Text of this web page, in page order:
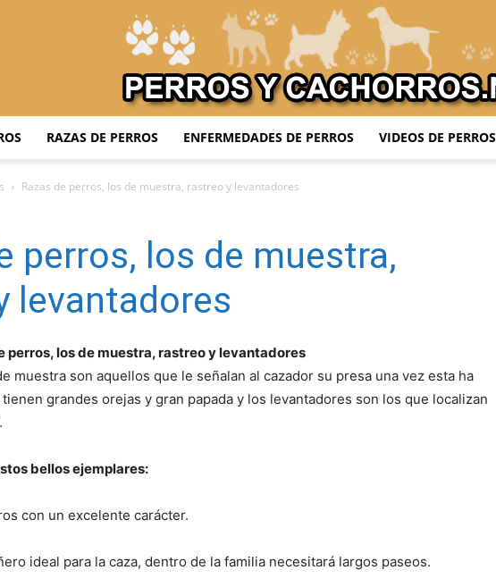
–
RAZAS DE PERROS ENFERMEDADES DE PERROS VIDEOS DE PERROS
Razas de perros, los de muestra, rastreo y levantadores
perros, los de muestra,
levantadores
perros, los de muestra, rastreo y levantadores
muestra son aquellos que le señalan al cazador su presa una vez esta ha
grandes orejas y gran papada y los levantadores son los que localizan
bellos ejemplares:
con un excelente carácter.
ideal para la caza, dentro de la familia necesitará largos paseos.